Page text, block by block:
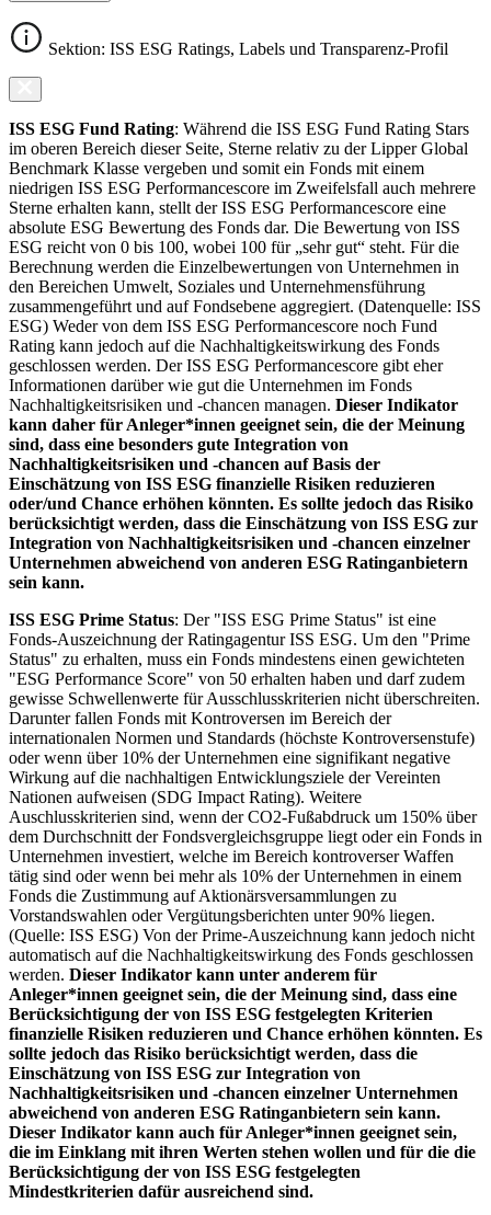
Sektion: ISS ESG Ratings, Labels und Transparenz-Profil
ISS ESG Fund Rating: Während die ISS ESG Fund Rating Stars
im oberen Bereich dieser Seite, Sterne relativ zu der Lipper Global
Benchmark Klasse vergeben und somit ein Fonds mit einem
niedrigen ISS ESG Performancescore im Zweifelsfall auch mehrere
Sterne erhalten kann, stellt der ISS ESG Performancescore eine
absolute ESG Bewertung des Fonds dar. Die Bewertung von ISS
ESG reicht von 0 bis 100, wobei 100 für „sehr gut“ steht. Für die
Berechnung werden die Einzelbewertungen von Unternehmen in
den Bereichen Umwelt, Soziales und Unternehmensführung
zusammengeführt und auf Fondsebene aggregiert. (Datenquelle: ISS
ESG) Weder von dem ISS ESG Performancescore noch Fund
Rating kann jedoch auf die Nachhaltigkeitswirkung des Fonds
geschlossen werden. Der ISS ESG Performancescore gibt eher
Informationen darüber wie gut die Unternehmen im Fonds
Nachhaltigkeitsrisiken und -chancen managen. Dieser Indikator
kann daher für Anleger*innen geeignet sein, die der Meinung
sind, dass eine besonders gute Integration von
Nachhaltigkeitsrisiken und -chancen auf Basis der
Einschätzung von ISS ESG finanzielle Risiken reduzieren
oder/und Chance erhöhen könnten. Es sollte jedoch das Risiko
berücksichtigt werden, dass die Einschätzung von ISS ESG zur
Integration von Nachhaltigkeitsrisiken und -chancen einzelner
Unternehmen abweichend von anderen ESG Ratinganbietern
sein kann.
ISS ESG Prime Status: Der "ISS ESG Prime Status" ist eine
Fonds-Auszeichnung der Ratingagentur ISS ESG. Um den "Prime
Status" zu erhalten, muss ein Fonds mindestens einen gewichteten
"ESG Performance Score" von 50 erhalten haben und darf zudem
gewisse Schwellenwerte für Ausschlusskriterien nicht überschreiten.
Darunter fallen Fonds mit Kontroversen im Bereich der
internationalen Normen und Standards (höchste Kontroversenstufe)
oder wenn über 10% der Unternehmen eine signifikant negative
Wirkung auf die nachhaltigen Entwicklungsziele der Vereinten
Nationen aufweisen (SDG Impact Rating). Weitere
Auschlusskriterien sind, wenn der CO2-Fußabdruck um 150% über
dem Durchschnitt der Fondsvergleichsgruppe liegt oder ein Fonds in
Unternehmen investiert, welche im Bereich kontroverser Waffen
tätig sind oder wenn bei mehr als 10% der Unternehmen in einem
Fonds die Zustimmung auf Aktionärsversammlungen zu
Vorstandswahlen oder Vergütungsberichten unter 90% liegen.
(Quelle: ISS ESG) Von der Prime-Auszeichnung kann jedoch nicht
automatisch auf die Nachhaltigkeitswirkung des Fonds geschlossen
werden. Dieser Indikator kann unter anderem für
Anleger*innen geeignet sein, die der Meinung sind, dass eine
Berücksichtigung der von ISS ESG festgelegten Kriterien
finanzielle Risiken reduzieren und Chance erhöhen könnten. Es
sollte jedoch das Risiko berücksichtigt werden, dass die
Einschätzung von ISS ESG zur Integration von
Nachhaltigkeitsrisiken und -chancen einzelner Unternehmen
abweichend von anderen ESG Ratinganbietern sein kann.
Dieser Indikator kann auch für Anleger*innen geeignet sein,
die im Einklang mit ihren Werten stehen wollen und für die die
Berücksichtigung der von ISS ESG festgelegten
Mindestkriterien dafür ausreichend sind.